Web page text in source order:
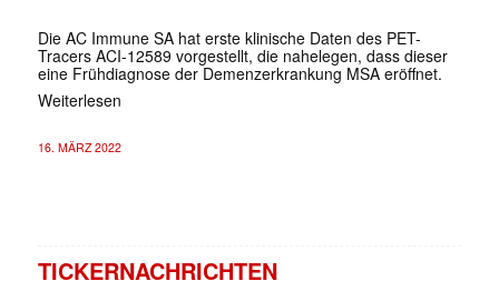
Die AC Immune SA hat erste klinische Daten des PET-
Tracers ACI-12589 vorgestellt, die nahelegen, dass dieser
eine Frühdiagnose der Demenzerkrankung MSA eröffnet.
Weiterlesen
16. MÄRZ 2022
TICKERNACHRICHTEN